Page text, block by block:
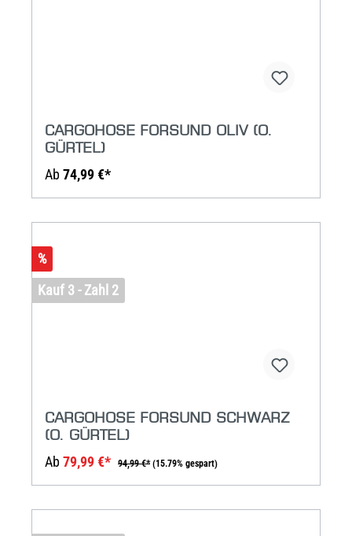
CARGOHOSE FORSUND OLIV (O.
GÜRTEL)
Ab 74,99 €*
%
Kauf 3 - Zahl 2
CARGOHOSE FORSUND SCHWARZ
(O. GÜRTEL)
Ab 79,99 €* 94,99 €* (15.79% gespart)